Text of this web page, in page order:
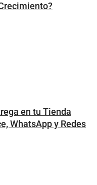
en tu Tienda
WhatsApp y Redes